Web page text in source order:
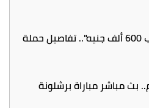
"لو كارتك في إيدك تكسب 600 ألف جنيه".. تفاصيل حملة
مباشر مباراة برشلونة